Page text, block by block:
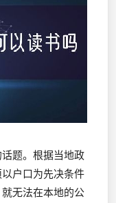
题。根据当地政
户口为先决条件
无法在本地的公